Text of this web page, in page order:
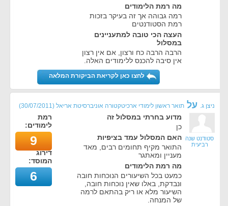
מה רמת הלימודים
רמה גבוהה אך זה בעיקר בזכות
רמת הסטודנטים
העצה הכי טובה למתעניינים
במסלול
הרבה הרבה כח ורצון, אם אין רצון
אין סיבה להכנס ללימודים האלה.
לחצו כאן לקריאת הביקורת המלאה
ניצן ג. על תואר ראשון לימודי ארכיטקטורה אוניברסיטת אריאל (
30/07/2011
)
סטודנט שנה
רביעית
מדוע בחרתי במסלול זה
כן
האם המסלול עמד בציפיות
התואר מקיף תחומים רבים, מאד
מעניין ומאתגר
מה רמת הלימודים
כמעט בכל השיעורים הנוכחות חובה
ונבדקת, באלו שאין נוכחות חובה,
השיעור מלא או ריק בהתאם לרמה
של המנחה.
רמת
לימודים:
9
דירוג
המוסד:
6